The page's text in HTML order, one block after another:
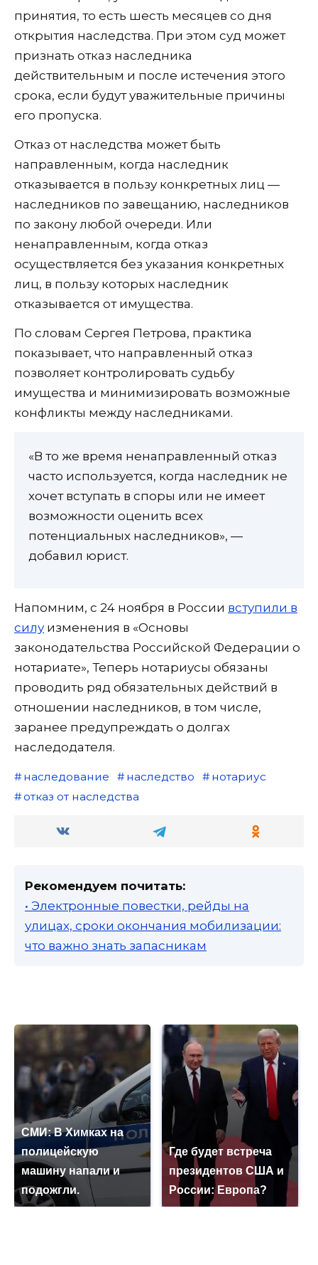
принятия, то есть шесть месяцев со дня
открытия наследства. При этом суд может
признать отказ наследника
действительным и после истечения этого
срока, если будут уважительные причины
его пропуска.
Отказ от наследства может быть
направленным, когда наследник
отказывается в пользу конкретных лиц —
наследников по завещанию, наследников
по закону любой очереди. Или
ненаправленным, когда отказ
осуществляется без указания конкретных
лиц, в пользу которых наследник
отказывается от имущества.
По словам Сергея Петрова, практика
показывает, что направленный отказ
позволяет контролировать судьбу
имущества и минимизировать возможные
конфликты между наследниками.
«В то же время ненаправленный отказ
часто используется, когда наследник не
хочет вступать в споры или не имеет
возможности оценить всех
потенциальных наследников», —
добавил юрист.
Напомним, с 24 ноября в России вступили в
силуизменения в «Основы
законодательства Российской Федерации о
нотариате», Теперь нотариусы обязаны
проводить ряд обязательных действий в
отношении наследников, в том числе,
заранее предупреждать о долгах
наследодателя.
наследование наследство
нотариус
отказ от наследства
Рекомендуем почитать:
• Электронные повестки, рейды на
улицах, сроки окончания мобилизации:
что важно знать запасникам
СМИ: В Химках на
полицейскую
машину напали и
подожгли.
Где будет встреча
президентов США и
России: Европа?